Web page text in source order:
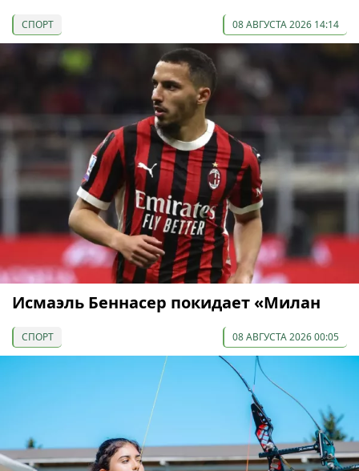
СПОРТ 08 АВГУСТА 2026 14:14
Исмаэль Беннасер покидает «Милан
СПОРТ 08 АВГУСТА 2026 00:05